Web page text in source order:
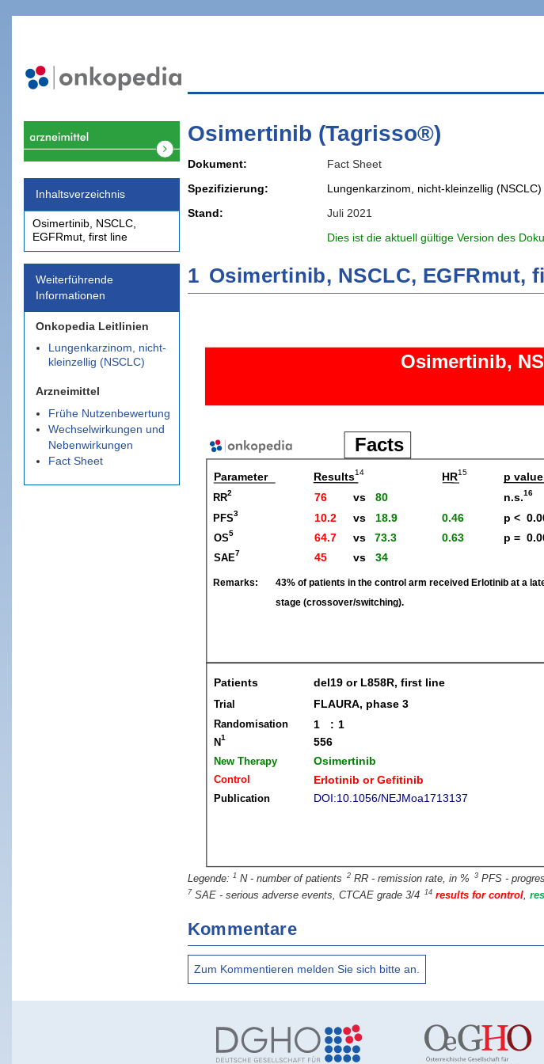
Inhaltsverzeichnis
Osimertinib, NSCLC,
EGFRmut, first line
Weiterführende
Informationen
Onkopedia Leitlinien
Lungenkarzinom, nicht-
kleinzellig (NSCLC)
Arzneimittel
Frühe Nutzenbewertung
Wechselwirkungen und
Nebenwirkungen
Fact Sheet
Osimertinib (Tagrisso®)
Dokument
Fact Sheet
Spezifizierung
Lungenkarzinom, nicht-kleinzellig (NSCLC)
Stand
Juli 2021
Dies ist die aktuell gültige Version des
1 Osimertinib, NSCLC, EGFRmut,
1 N - number of patients 2 RR - remission rate, in % 3 PFS -
7 SAE - serious adverse events, CTCAE grade 3/4 14 results for control,
Kommentare